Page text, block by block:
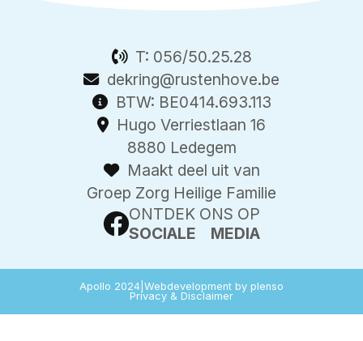
T: 056/50.25.28
dekring@rustenhove.be
BTW: BE0414.693.113
Hugo Verriestlaan 16
8880 Ledegem
Maakt deel uit van
Groep Zorg Heilige Familie
ONTDEK ONS OP
SOCIALE MEDIA
Apollo 2024 Webdevelopment by plenso
Privacy & Disclaimer